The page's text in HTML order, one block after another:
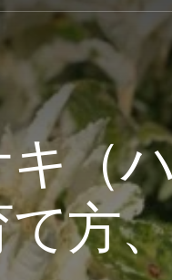
（
方